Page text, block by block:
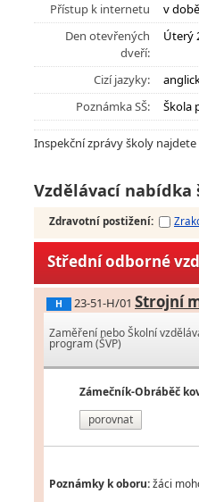
Přístup k internetu
v
Den otevřených
dveří:
Úterý
Cizí jazyky:
Poznámka SŠ:
Škola
Inspekční zprávy školy najdete
Vzdělávací nabídka
Zdravotní postižení:
Střední odborné
H 23-51-H/01 Strojní
Zaměření nebo Školní
program (ŠVP)
Zámečník-Obráběč
porovnat
Poznámky k oboru:žáci